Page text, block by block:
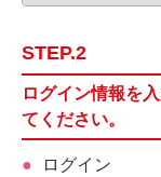
STEP.2
ログイン情報を
てください。
ログイン